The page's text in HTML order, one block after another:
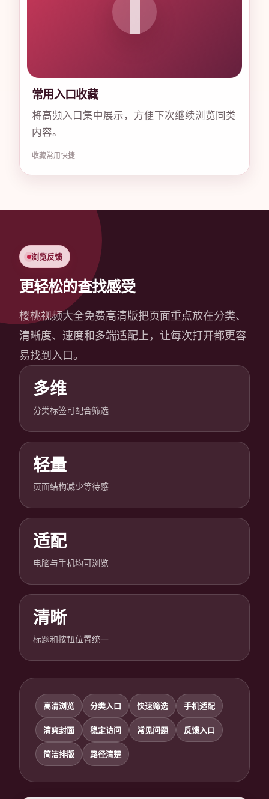
常用入口收藏
将高频入口集中展示，方便下次继续浏览同类
内容。
收藏常用快捷
浏览反馈
更轻松的查找感受
樱桃视频大全免费高清版把页面重点放在分类、
清晰度、速度和多端适配上，让每次打开都更容
易找到入口。
多维
分类标签可配合筛选
轻量
页面结构减少等待感
适配
电脑与手机均可浏览
清晰
标题和按钮位置统一
高清浏览 分类入口 快速筛选 手机适配
清爽封面 稳定访问 常见问题 反馈入口
简洁排版 路径清楚